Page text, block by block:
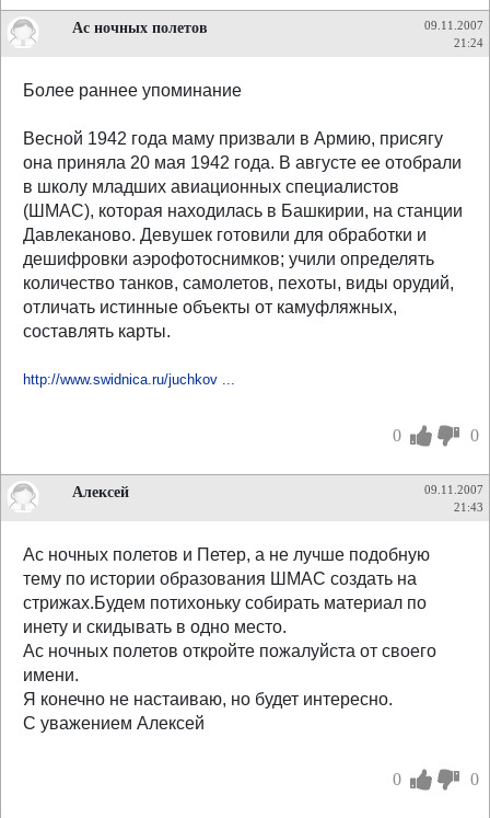
Ас ночных полетов
09.11.2007
21:24
Более раннее упоминание
Весной 1942 года маму призвали в Армию, присягу
она приняла 20 мая 1942 года. В августе ее отобрали
в школу младших авиационных специалистов
(ШМАС), которая находилась в Башкирии, на станции
Давлеканово. Девушек готовили для обработки и
дешифровки аэрофотоснимков; учили определять
количество танков, самолетов, пехоты, виды орудий,
отличать истинные объекты от камуфляжных,
составлять карты.
http://www.swidnica.ru/juchkov ...
0 0
Алексей
09.11.2007
21:43
Ас ночных полетов и Петер, а не лучше подобную
тему по истории образования ШМАС создать на
стрижах.Будем потихоньку собирать материал по
инету и скидывать в одно место.
Ас ночных полетов откройте пожалуйста от своего
имени.
Я конечно не настаиваю, но будет интересно.
С уважением Алексей
0 0